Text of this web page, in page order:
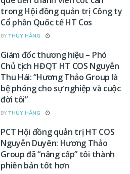
trong Hội đồng quản trị Công ty
Cổ phần Quốc tế HT Cos
BY THÚY HẰNG
Giám đốc thương hiệu – Phó
Chủ tịch HĐQT HT COS Nguyễn
Thu Hái: “Hương Thảo Group là
bệ phóng cho sự nghiệp và cuộc
đời tôi”
BY THÚY HẰNG
PCT Hội đồng quản trị HT COS
Nguyễn Duyên: Hương Thảo
Group đã “nâng cấp” tôi thành
phiên bản tốt hơn